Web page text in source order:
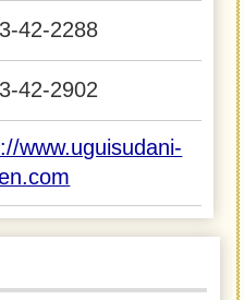
42-2288
42-2902
www.uguisudani-